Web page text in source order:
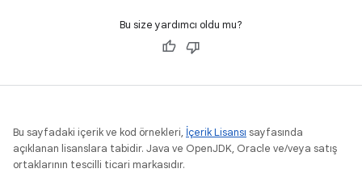
Bu size yardımcı oldu mu?
Bu sayfadaki içerik ve kod örnekleri, İçerik Lisansı sayfasında
açıklanan lisanslara tabidir. Java ve OpenJDK, Oracle ve/veya satış
ortaklarının tescilli ticari markasıdır.